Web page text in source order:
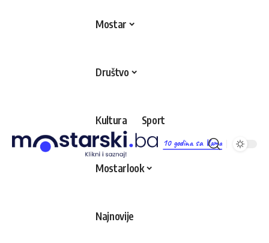
10 godina sa Vama
Mostar
Društvo
Kultura Sport
Mostarlook
Najnovije